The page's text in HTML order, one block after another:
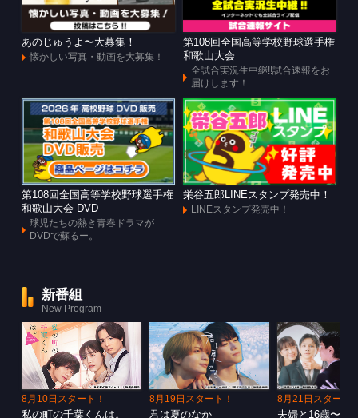
あのじゅうよ〜大募集！
懐かしい写真・動画を大募集！
第108回全国高等学校野球選手権
和歌山大会
全試合実況生中継!!試合速報をお
届けします！
第108回全国高等学校野球選手権
和歌山大会 DVD
球児たちの熱き青春ドラマが
DVDで蘇るー。
栄谷五郎LINEスタンプ発売中！
LINEスタンプ発売中！
新番組
New Program
8月10日スタート！
私の町の千葉くんは。
8月19日スタート！
君は夏のなか
8月21日スタート
夫婦と16歳〜狂